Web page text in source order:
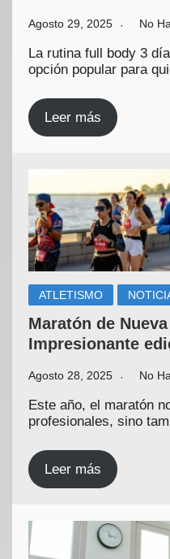
Agosto 29, 2025 No
La rutina full body 3
opción popular para
Leer más
ATLETISMO
Maratón de
Impresionante
Agosto 28, 2025 No
Este año, el maratón
profesionales, sino
Leer más